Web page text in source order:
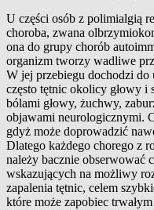
U części osób z polimialgią
choroba, zwana
ona do grupy chorób
organizm tworzy wadliwe
W jej przebiegu dochodzi do
często tętnic okolicy głowy
bólami głowy, żuchwy,
objawami neurologicznymi.
gdyż może doprowadzić
Dlatego każdego chorego z
należy bacznie obserwować
wskazujących na możliwy
zapalenia tętnic, celem
które może zapobiec